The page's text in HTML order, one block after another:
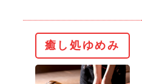
癒し処ゆめみ